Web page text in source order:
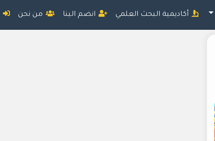
أكاديمية البحث العلمي انضم الينا من نحن